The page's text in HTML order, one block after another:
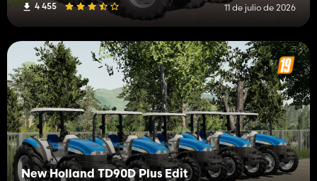
4 455 11 de julio de 2026
New Holland TD90D Plus Edit